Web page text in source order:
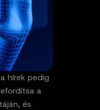
hírek pedig
a
és